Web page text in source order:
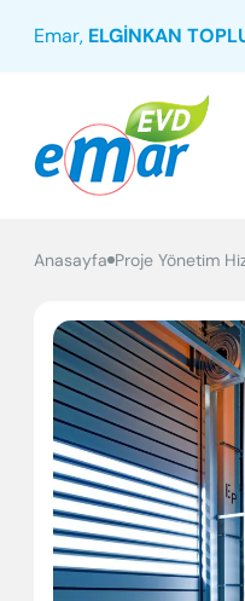
Emar, ELGİNKAN
Anasayfa Proje Yönetim